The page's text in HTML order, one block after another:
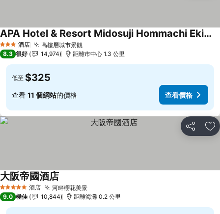
3 星級 酒店 高樓層城市景觀
APA Hotel & Resort Midosuji Hommachi Ekimae Tower
8.3 很好 14,974 距離市中心 1.3 公里
低至 $325
查看 11 個網站的價格 查看價格
分享 放
5 星級 酒店 河畔櫻花美景
大阪帝國酒店
9.0 極佳 10,844 距離海灘 0.2 公里